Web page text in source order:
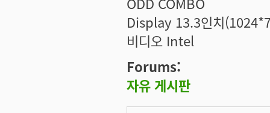
Display 13.3인치
비디오 Intel
Forums:
자유 게시판